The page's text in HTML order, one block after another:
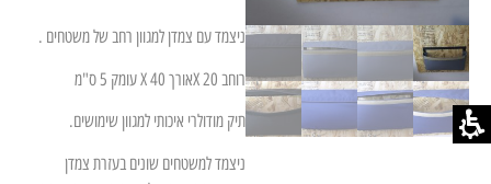
ניצמד עם צמדן למגוון רחב של משטחים .
רוחב 20 Xאורך 40 X עומק 5 ס"מ
תיק מודולרי איכותי למגוון שימושים.
ניצמד למשטחים שונים בעזרת צמדן